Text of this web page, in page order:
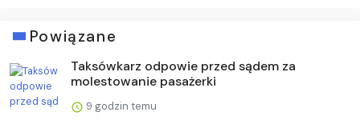
Powiązane
Taksówkarz odpowie przed sądem za
molestowanie pasażerki
9 godzin temu